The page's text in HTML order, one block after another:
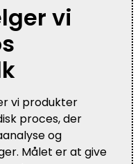
vi
vi produkter
proces, der
og
Målet er at give